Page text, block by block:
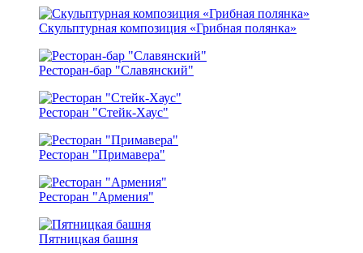
Скульптурная композиция «Грибная полянка»
Ресторан-бар "Славянский"
Ресторан "Стейк-Хаус"
Ресторан "Примавера"
Ресторан "Армения"
Пятницкая башня